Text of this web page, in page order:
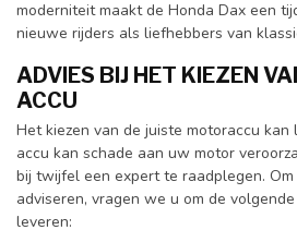
moderniteit maakt de Honda Dax een
nieuwe rijders als liefhebbers van
ADVIES BIJ HET KIEZEN
ACCU
Het kiezen van de juiste motoraccu kan
accu kan schade aan uw motor
bij twijfel een expert te raadplegen.
adviseren, vragen we u om de
leveren: